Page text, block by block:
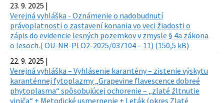
23. 9. 2025 |
Verejná vyhláška - Oznámenie o nadobudnutí
právoplatnosti o zastavení konania vo veci žiadosti o
zápis do evidencie lesných pozemkov v zmysle § 4a zákona
o lesoch.( OU-NR-PLO2-2025/037104 – 11) (150,5 kB)
22. 9. 2025 |
Verejná vyhláška – Vyhlásenie karantény – zistenie výskytu
karanténnej fytoplazmy „Grapevine flavescence dobreé
phytoplasma“ spôsobujúcej ochorenie – „zlaté žltnutie
viniča“ + Metodické usmernenie + Leták (okres Zlaté